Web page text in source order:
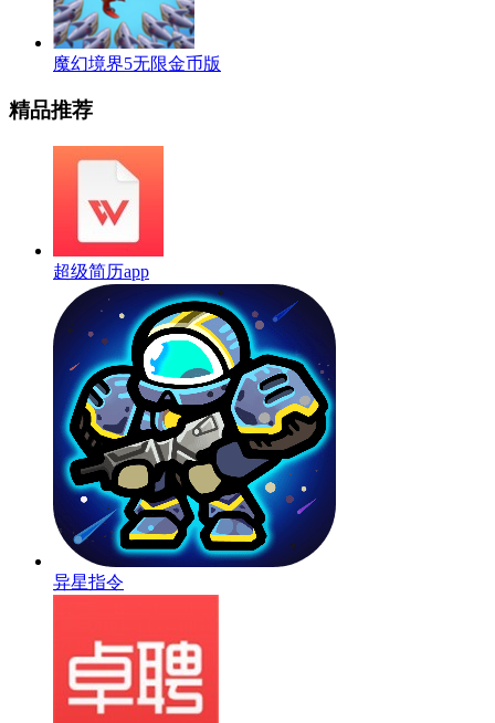
魔幻境界5无限金币版
精品推荐
超级简历app
异星指令